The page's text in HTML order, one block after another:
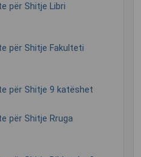
për Shitje Libri
për Shitje Fakulteti
për Shitje 9 katëshet
për Shitje Rruga